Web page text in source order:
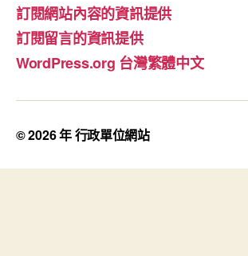
訂閱網站內容的資訊提供
訂閱留言的資訊提供
WordPress.org 台灣繁體中文
© 2026 年行政單位網站